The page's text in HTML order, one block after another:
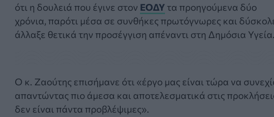
ότι η δουλειά που έγινε στον ΕΟΔΥ τα προηγούμενα δύο
χρόνια, παρότι μέσα σε συνθήκες πρωτόγνωρες και
άλλαξε θετικά την προσέγγιση απέναντι στη Δημόσια Υγεία.
Ο κ. Ζαούτης επισήμανε ότι «έργο μας είναι τώρα να
απαντώντας πιο άμεσα και αποτελεσματικά στις
δεν είναι πάντα προβλέψιμες».